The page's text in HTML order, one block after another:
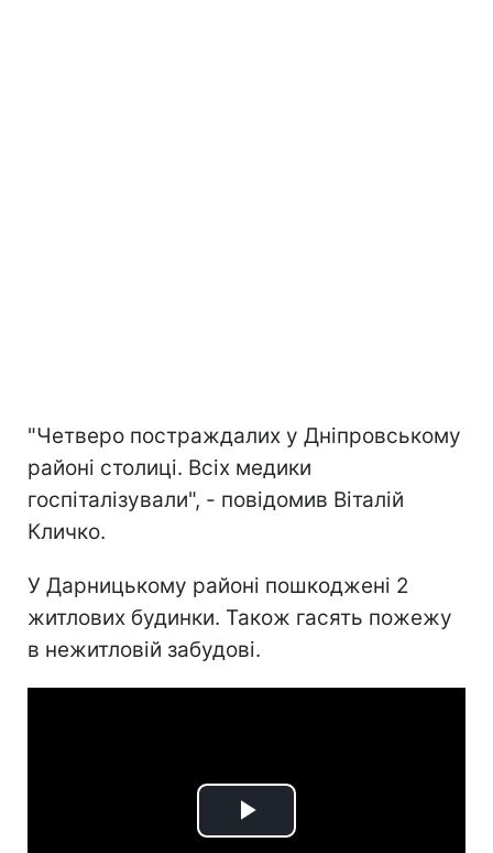
"Четверо постраждалих у Дніпровському
районі столиці. Всіх медики
госпіталізували", - повідомив Віталій
Кличко.
У Дарницькому районі пошкоджені 2
житлових будинки. Також гасять пожежу
в нежитловій забудові.
Play